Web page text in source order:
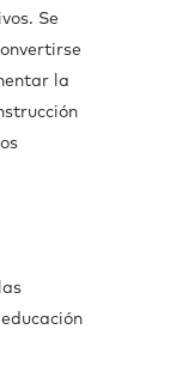
Se
la